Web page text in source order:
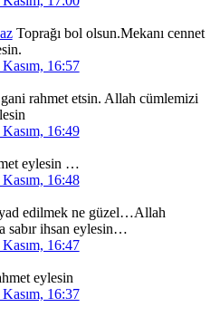
Toprağı bol olsun.Mekanı cennet
Kasım, 16:57
rahmet etsin. Allah cümlemizi
Kasım, 16:49
eylesin …
Kasım, 16:48
edilmek ne güzel…Allah
sabır ihsan eylesin…
Kasım, 16:47
eylesin
Kasım, 16:37